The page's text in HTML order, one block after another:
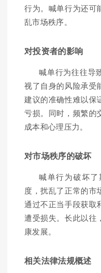
行为。喊单行为还可
乱市场秩序。
对投资者的影响
喊单行为往往导
视了自身的风险承受
建议的准确性难以保
亏损。同时，频繁的
成本和心理压力。
对市场秩序的破坏
喊单行为破坏
度，扰乱了正常的市
通过不正当手段获取
遭受损失。长此以往
康发展。
相关法律法规概述